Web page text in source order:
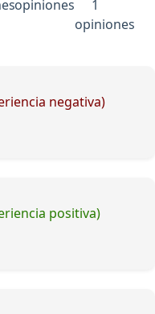
opiniones
1
opiniones
negativa)
positiva)